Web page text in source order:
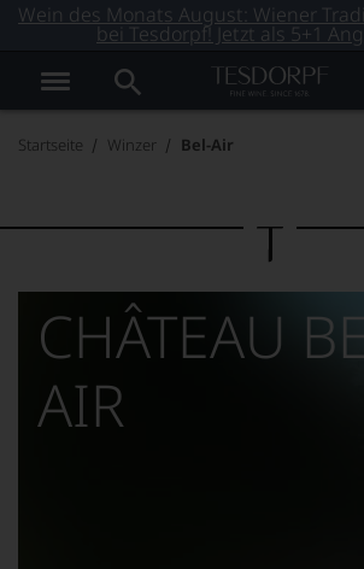
Wein des Monats August: Wiener
bei Tesdorpf! Jetzt als 5+1
Startseite Winzer Bel-Air
CHÂTEAU
AIR